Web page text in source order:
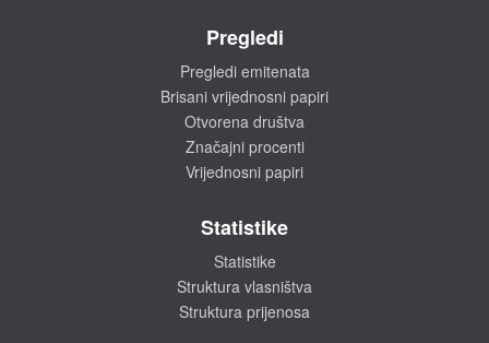
Pregledi
Pregledi emitenata
Brisani vrijednosni papiri
Otvorena društva
Značajni procenti
Vrijednosni papiri
Statistike
Statistike
Struktura vlasništva
Struktura prijenosa